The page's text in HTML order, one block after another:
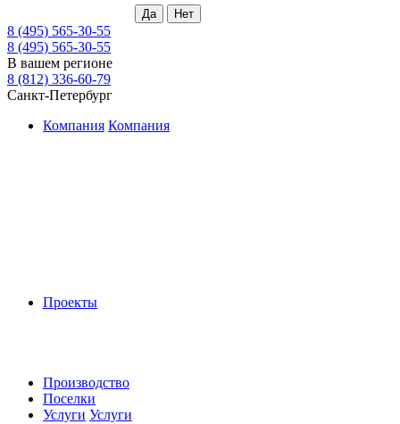
8 (495) 565-30-55
8 (495) 565-30-55
В вашем регионе
8 (812) 336-60-79
Санкт-Петербург
Компания Компания
Проекты
Производство
Поселки
Услуги Услуги